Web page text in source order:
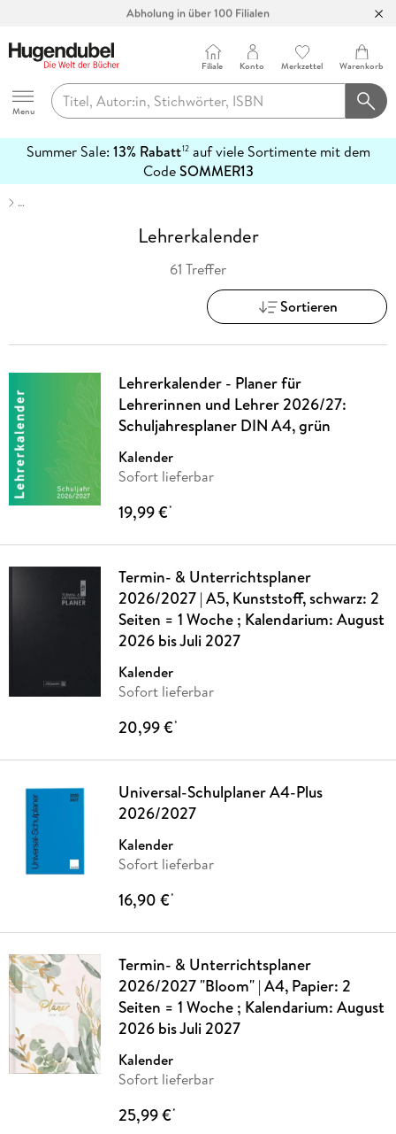
Abholung in über 100 Filialen
Hugendubel
Menu
Filiale Konto Merkzettel Warenkorb
Summer Sale: 13% Rabatt12auf viele Sortimente mit dem
CodeSOMMER13
erfahren
…
Lehrerkalender
61 Treffer
Sortieren
Lehrerkalender - Planer für
Lehrerinnen und Lehrer 2026/27:
Schuljahresplaner DIN A4, grün
Kalender
Sofort lieferbar
19,99 €*
Termin- & Unterrichtsplaner
2026/2027 | A5, Kunststoff, schwarz: 2
Seiten = 1 Woche ; Kalendarium: August
2026 bis Juli 2027
Kalender
Sofort lieferbar
20,99 €*
Universal-Schulplaner A4-Plus
2026/2027
Kalender
Sofort lieferbar
16,90 €*
Termin- & Unterrichtsplaner
2026/2027 "Bloom" | A4, Papier: 2
Seiten = 1 Woche ; Kalendarium: August
2026 bis Juli 2027
Kalender
Sofort lieferbar
25,99 €*